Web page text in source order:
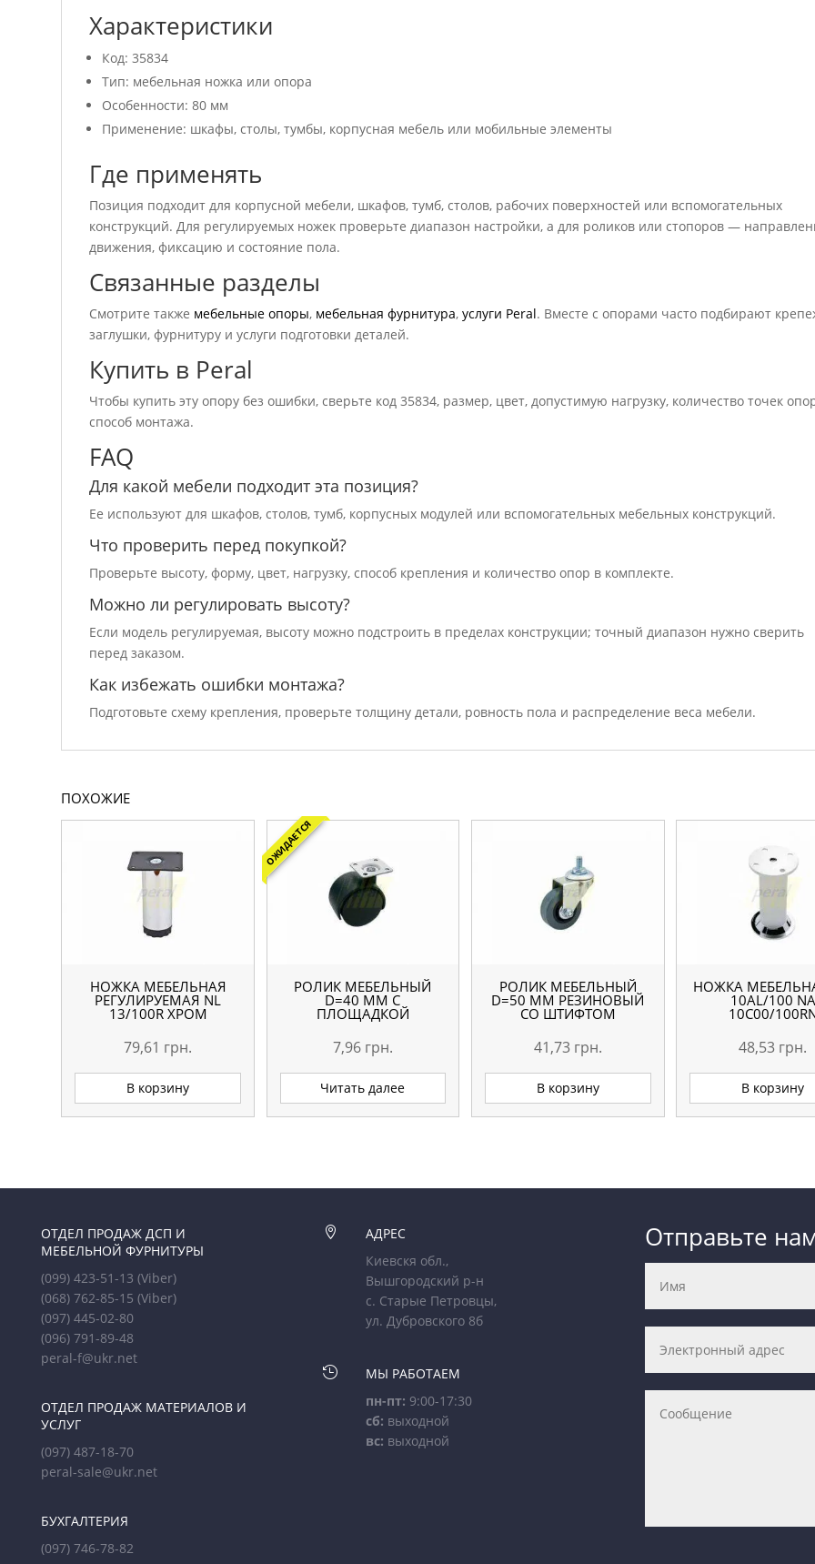
Характеристики
Код: 35834
Тип: мебельная ножка или опора
Особенности: 80 мм
Применение: шкафы, столы, тумбы, корпусная мебель или мобильные элементы
Где применять
Позиция подходит для корпусной мебели, шкафов, тумб, столов, рабочих поверхностей или вспомогательных
конструкций. Для регулируемых ножек проверьте диапазон настройки, а для роликов или стопоров —
движения, фиксацию и состояние пола.
Связанные разделы
Смотрите также мебельные опоры, мебельная фурнитура,услуги Peral. Вместе с опорами часто подбирают
заглушки, фурнитуру и услуги подготовки деталей.
Купить в Peral
Чтобы купить эту опору без ошибки, сверьте код 35834, размер, цвет, допустимую нагрузку, количество точек
способ монтажа.
FAQ
Для какой мебели подходит эта позиция?
Ее используют для шкафов, столов, тумб, корпусных модулей или вспомогательных мебельных конструкций.
Что проверить перед покупкой?
Проверьте высоту, форму, цвет, нагрузку, способ крепления и количество опор в комплекте.
Можно ли регулировать высоту?
Если модель регулируемая, высоту можно подстроить в пределах конструкции; точный диапазон нужно сверить
перед заказом.
Как избежать ошибки монтажа?
Подготовьте схему крепления, проверьте толщину детали, ровность пола и распределение веса мебели.
ПОХОЖИЕ
НОЖКА МЕБЕЛЬНАЯ
РЕГУЛИРУЕМАЯ NL
13/100R ХРОМ
79,61 грн.
В корзину
ОЖИДАЕТСЯ
РОЛИК МЕБЕЛЬНЫЙ
D=40 ММ С
ПЛОЩАДКОЙ
7,96 грн.
Читать далее
РОЛИК МЕБЕЛЬНЫЙ
D=50 ММ РЕЗИНОВЫЙ
СО ШТИФТОМ
41,73 грн.
В корзину
НОЖКА
10AL/100 NA
10С00/
48,53 грн.
В корзину
ОТДЕЛ ПРОДАЖ ДСП И
МЕБЕЛЬНОЙ ФУРНИТУРЫ
(099) 423-51-13(Viber)
(068) 762-85-15(Viber)
(097) 445-02-80
(096) 791-89-48
peral-f@ukr.net
ОТДЕЛ ПРОДАЖ МАТЕРИАЛОВ И
УСЛУГ
(097) 487-18-70
peral-sale@ukr.net
БУХГАЛТЕРИЯ
(097) 746-78-82

АДРЕС
Киевскя обл.,
Вышгородский р-н
с. Старые Петровцы,
ул. Дубровского 8б

МЫ РАБОТАЕМ
пн-пт: 9:00-17:30
сб: выходной
вс: выходной
Отправьте